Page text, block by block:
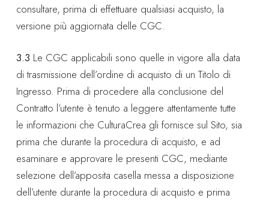
consultare, prima di effettuare qualsiasi acquisto, la
versione più aggiornata delle CGC.
3.3 Le CGC applicabili sono quelle in vigore alla data
di trasmissione dell’ordine di acquisto di un Titolo di
Ingresso. Prima di procedere alla conclusione del
Contratto l’utente è tenuto a leggere attentamente tutte
le informazioni che CulturaCrea gli fornisce sul Sito, sia
prima che durante la procedura di acquisto, e ad
esaminare e approvare le presenti CGC, mediante
selezione dell’apposita casella messa a disposizione
dell’utente durante la procedura di acquisto e prima